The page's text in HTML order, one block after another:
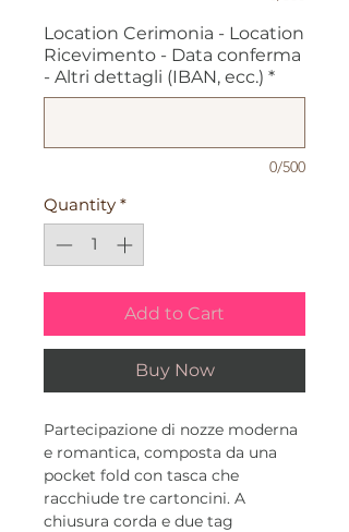
Location Cerimonia - Location
Ricevimento - Data conferma
- Altri dettagli (IBAN, ecc.) *
0/500
Quantity *
Add to Cart
Buy Now
Partecipazione di nozze moderna
e romantica, composta da una
pocket fold con tasca che
racchiude tre cartoncini. A
chiusura corda e due tag